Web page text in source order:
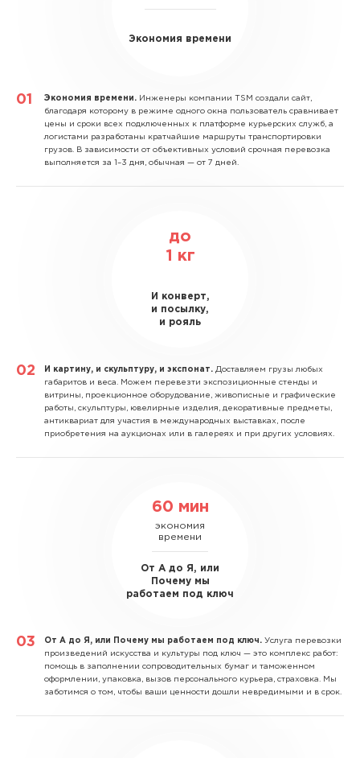
Экономия времени
Экономия времени. Инженеры компании TSM создали сайт,
благодаря которому в режиме одного окна пользователь сравнивает
цены и сроки всех подключенных к платформе курьерских служб, а
логистами разработаны кратчайшие маршруты транспортировки
грузов. В зависимости от объективных условий срочная перевозка
выполняется за 1–3 дня, обычная — от 7 дней.
до
1
кг
И конверт,
и посылку,
и рояль
И картину, и скульптуру, и экспонат. Доставляем грузы любых
габаритов и веса. Можем перевезти экспозиционные стенды и
витрины, проекционное оборудование, живописные и графические
работы, скульптуры, ювелирные изделия, декоративные предметы,
антиквариат для участия в международных выставках, после
приобретения на аукционах или в галереях и при других условиях.
60 мин
экономия
времени
От А до Я, или
Почему мы
работаем под ключ
От А до Я, или Почему мы работаем под ключ. Услуга перевозки
произведений искусства и культуры под ключ — это комплекс работ:
помощь в заполнении сопроводительных бумаг и таможенном
оформлении, упаковка, вызов персонального курьера, страховка. Мы
заботимся о том, чтобы ваши ценности дошли невредимыми и в срок.